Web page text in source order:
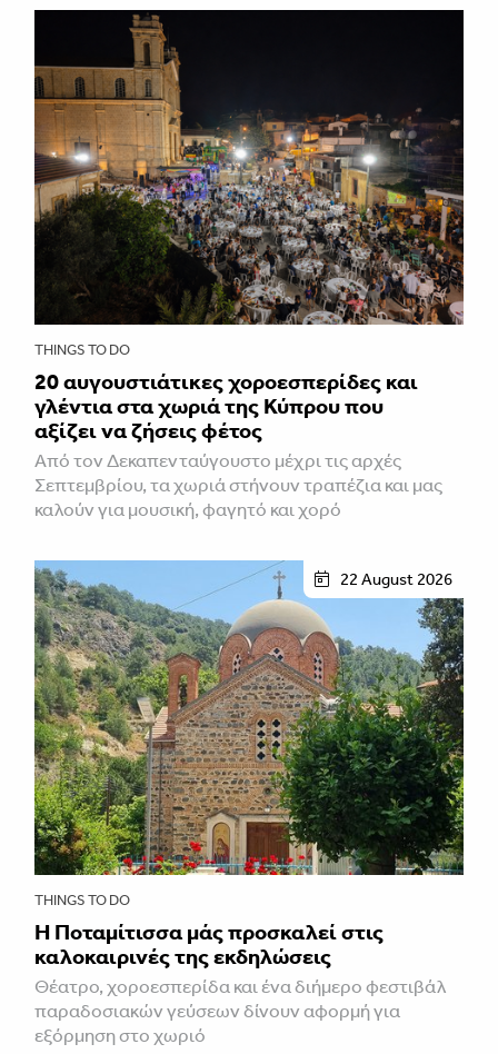
THINGS TO DO
20 αυγουστιάτικες χοροεσπερίδες και
γλέντια στα χωριά της Κύπρου που
αξίζει να ζήσεις φέτος
Από τον Δεκαπενταύγουστο μέχρι τις αρχές
Σεπτεμβρίου, τα χωριά στήνουν τραπέζια και μας
καλούν για μουσική, φαγητό και χορό
22 August 2026
THINGS TO DO
Η Ποταμίτισσα μάς προσκαλεί στις
καλοκαιρινές της εκδηλώσεις
Θέατρο, χοροεσπερίδα και ένα διήμερο φεστιβάλ
παραδοσιακών γεύσεων δίνουν αφορμή για
εξόρμηση στο χωριό